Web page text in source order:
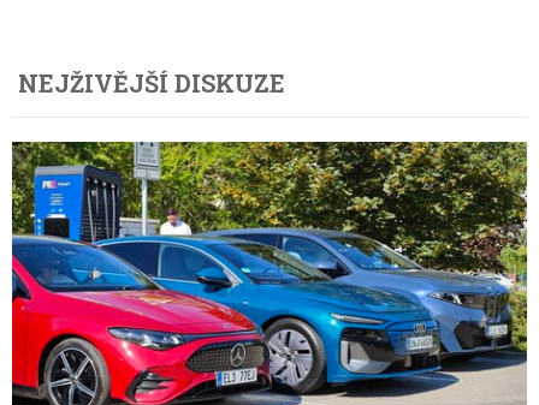
NEJŽIVĚJŠÍ DISKUZE